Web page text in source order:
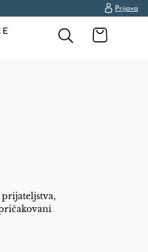
Prijava